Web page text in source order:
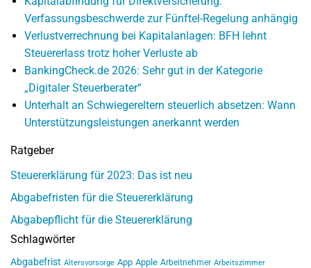
Verfassungsbeschwerde zur Fünftel-Regelung anhängig
Verlustverrechnung bei Kapitalanlagen: BFH lehnt
Steuererlass trotz hoher Verluste ab
BankingCheck.de 2026: Sehr gut in der Kategorie
„Digitaler Steuerberater“
Unterhalt an Schwiegereltern steuerlich absetzen: Wann
Unterstützungsleistungen anerkannt werden
Ratgeber
Steuererklärung für 2023: Das ist neu
Abgabefristen für die Steuererklärung
Abgabepflicht für die Steuererklärung
Schlagwörter
Abgabefrist Altersvorsorge App Apple Arbeitnehmer Arbeitszimmer